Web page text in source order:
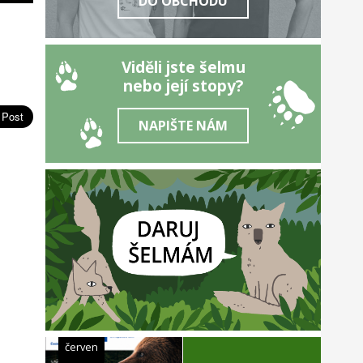
Viděli jste šelmu
nebo její stopy?
NAPIŠTE NÁM
červen